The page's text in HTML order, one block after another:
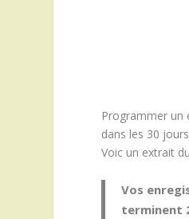
Programmer un
dans les 30
Voic un extrait
Vos
terminent